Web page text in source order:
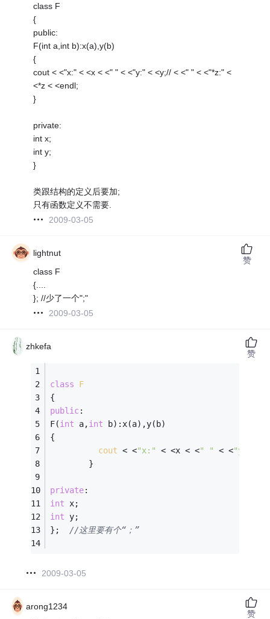
class F
{
public:
F(int a,int b):x(a),y(b)
{
cout < <"x:" < <x < <" " < <"y:" < <y;// < <" " < <"*z:" <
<*z < <endl;
}
private:
int x;
int y;
}
类跟结构的定义后要加;
只有函数定义不需要.
2009-03-05
lightnut
class F
{....
}; //少了一个";"
2009-03-05
赞
zhkefa
class
F
{
public:
F(int a,int b):x(a),y(b)
{
cout < <"x:" < <x < <" " < <"y:"
        }
private:
int x;
int y;
}; //这里要有个“；”
2009-03-05
赞
arong1234
赞